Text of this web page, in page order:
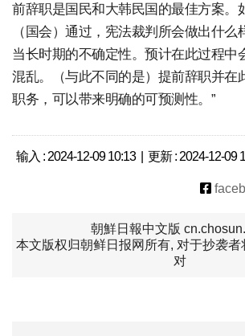
前辞职是国民和大韩民国的最佳方案。
（国会）通过，宪法裁判所会做出什么
当长时期的不确定性。预计在此过程中
混乱。（与此不同的是）提前辞职并在
职务，可以带来明确的可预测性。”
输入 : 2024-12-09 10:13 | 更新 : 2024-12-09
朝鮮日報中文版
本文版权归朝鲜日报网所有, 对于抄袭
对